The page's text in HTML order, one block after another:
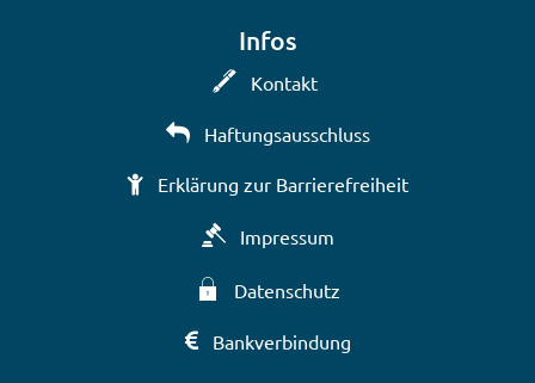
Infos
Kontakt
Haftungsausschluss
Erklärung zur Barrierefreiheit
Impressum
Datenschutz
Bankverbindung